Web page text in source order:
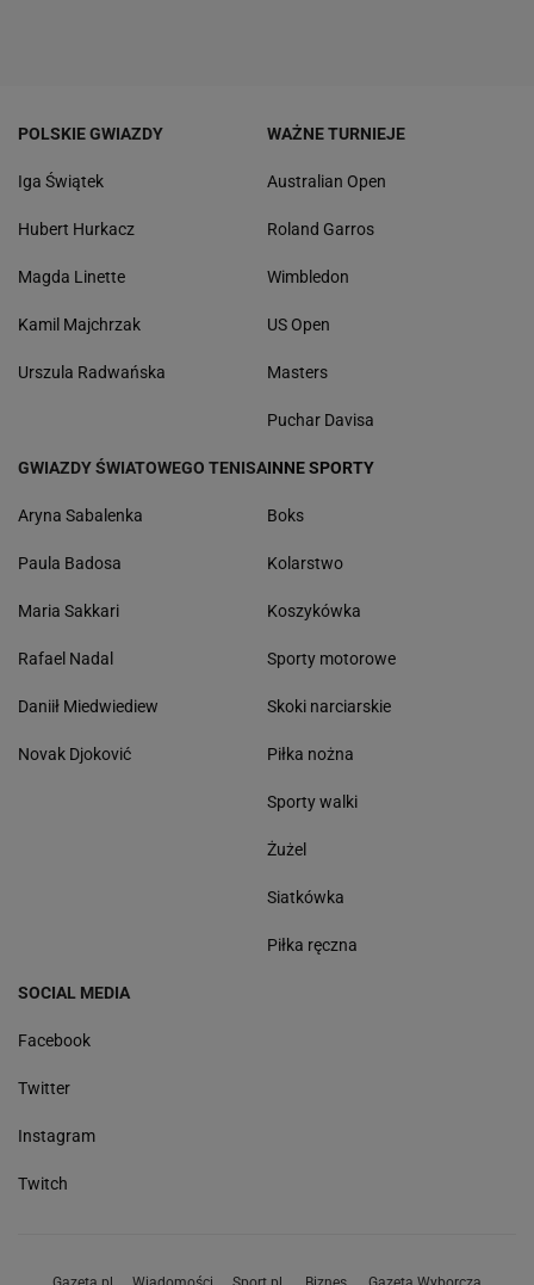
POLSKIE GWIAZDY
Iga Świątek
Hubert Hurkacz
Magda Linette
Kamil Majchrzak
Urszula Radwańska
WAŻNE TURNIEJE
Australian Open
Roland Garros
Wimbledon
US Open
Masters
Puchar Davisa
GWIAZDY ŚWIATOWEGO TENISA
Aryna Sabalenka
Paula Badosa
Maria Sakkari
Rafael Nadal
Daniił Miedwiediew
Novak Djoković
INNE SPORTY
Boks
Kolarstwo
Koszykówka
Sporty motorowe
Skoki narciarskie
Piłka nożna
Sporty walki
Żużel
Siatkówka
Piłka ręczna
SOCIAL MEDIA
Facebook
Twitter
Instagram
Twitch